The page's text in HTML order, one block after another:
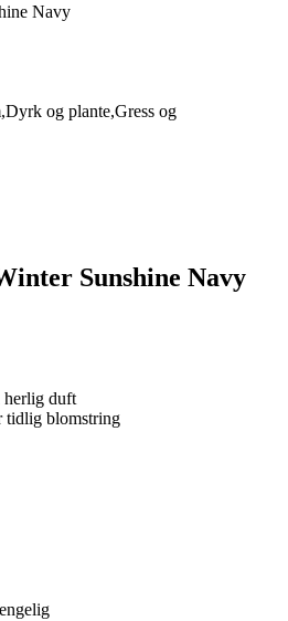
Navy
og plante,Gress og
Sunshine Navy
herlig duft
tidlig blomstring